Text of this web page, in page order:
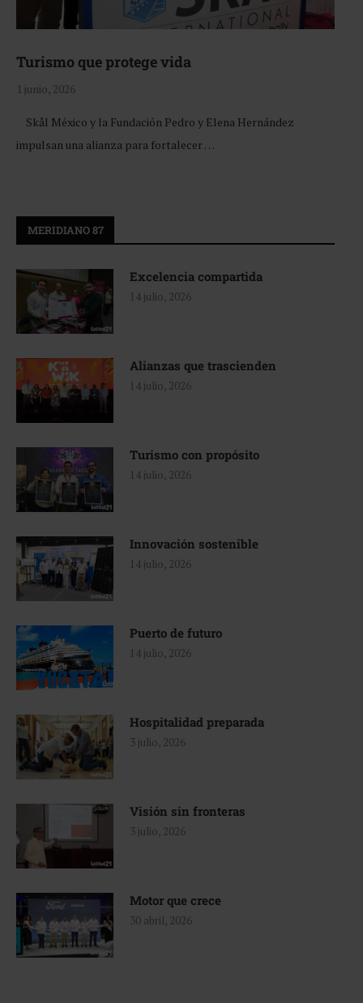
Turismo que protege vida
1 junio, 2026
Skål México y la Fundación Pedro y Elena Hernández
impulsan una alianza para fortalecer …
MERIDIANO 87
Excelencia compartida
14 julio, 2026
Alianzas que trascienden
14 julio, 2026
Turismo con propósito
14 julio, 2026
Innovación sostenible
14 julio, 2026
Puerto de futuro
14 julio, 2026
Hospitalidad preparada
3 julio, 2026
Visión sin fronteras
3 julio, 2026
Motor que crece
30 abril, 2026